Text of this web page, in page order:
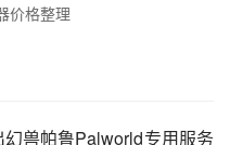
价格整理
兽帕鲁Palworld专用服务